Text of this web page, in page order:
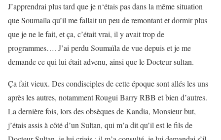
J’apprendrai plus tard que je n‘étais pas dans la même situation
que Soumaïla qu’il me fallait un peu de remontant et dormir plus
que je ne le fait, et ça, c’était vrai, il y avait trop de
programmes…. J’ai perdu Soumaïla de vue depuis et je me
demande ce qui lui était advenu, ainsi que le Docteur sultan.
Ça fait vieux. Des condisciples de cette époque sont allés les uns
après les autres, notamment Rougui Barry RBB et bien d’autres.
La dernière fois, lors des obsèques de Kandia, Monsieur but,
j’étais assis à côté d’un Sultan, qui m’a dit qu’il est le fils de